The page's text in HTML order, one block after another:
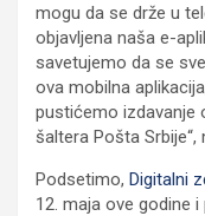
mogu da se drže u
objavljena naša e-
savetujemo da se
ova mobilna
pustićemo izdavanje
šaltera Pošta Srbije“,
Podsetimo, Digitalni
12. maja ove godine